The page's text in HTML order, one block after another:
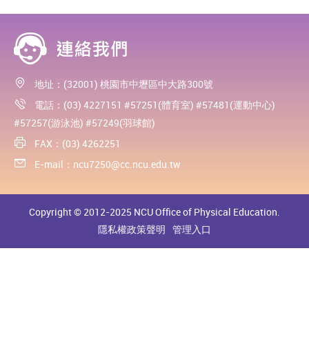
地址：(32001) 桃園市中壢區中大路300號
電話：(03) 4227151 #57251(體育室) #57481(運動中心)
#57257(游泳池) #57249(羽球館)
FAX：(03) 4262251
E-mail： ncu7250@cc.ncu.edu.tw
Copyright © 2012-2025 NCU Office of Physical Education.
隱私權政策聲明 管理入口